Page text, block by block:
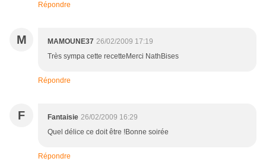
Répondre
M MAMOUNE37 26/02/2009 17:19
Très sympa cette recetteMerci NathBises
Répondre
F Fantaisie 26/02/2009 16:29
Quel délice ce doit être !Bonne soirée
Répondre